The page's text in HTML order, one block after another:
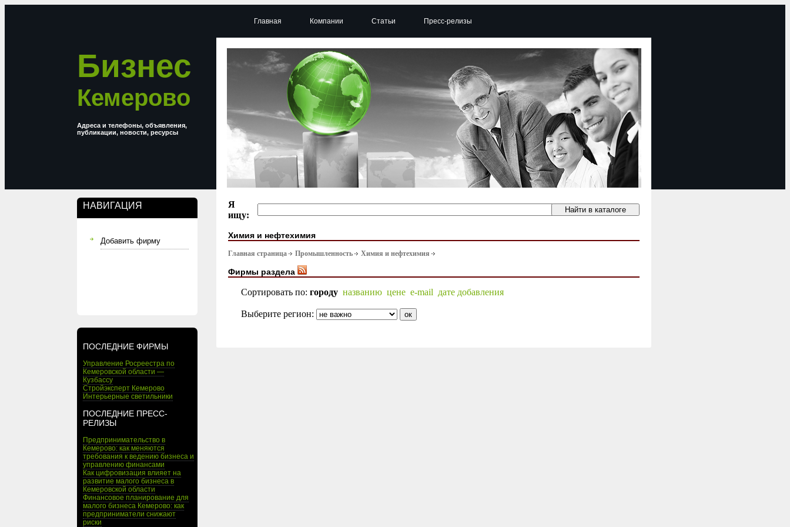
Бизнес
Кемерово
Адреса и телефоны, объявления,
публикации, новости, ресурсы
НАВИГАЦИЯ
Добавить фирму
ПОСЛЕДНИЕ ФИРМЫ
Управление Росреестра по
Кемеровской области —
Кузбассу
Стройэксперт Кемерово
Интерьерные светильники
ПОСЛЕДНИЕ ПРЕСС-
РЕЛИЗЫ
Предпринимательство в
Кемерово: как меняются
требования к ведению бизнеса и
управлению финансами
Как цифровизация влияет на
развитие малого бизнеса в
Кемеровской области
Финансовое планирование для
малого бизнеса Кемерово: как
предприниматели снижают
риски
Главная Компании Статьи Пресс-релизы
Я
ищу:
Химия и нефтехимия
Главная страница Промышленность Химия и нефтехимия
Фирмы раздела
Сортировать по: городу названию цене e-mail дате добавления
Выберите регион: